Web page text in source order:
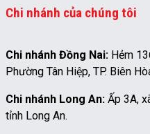
Chi nhánh của chúng tôi
Chi nhánh Đồng Nai: Hẻm
Phường Tân Hiệp, TP. Biên
Chi nhánh Long An: Ấp 3A,
tỉnh Long An.